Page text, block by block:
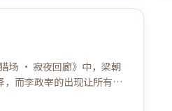
场 · 寂夜回廊》中，梁朝
而李政宰的出现让所有计